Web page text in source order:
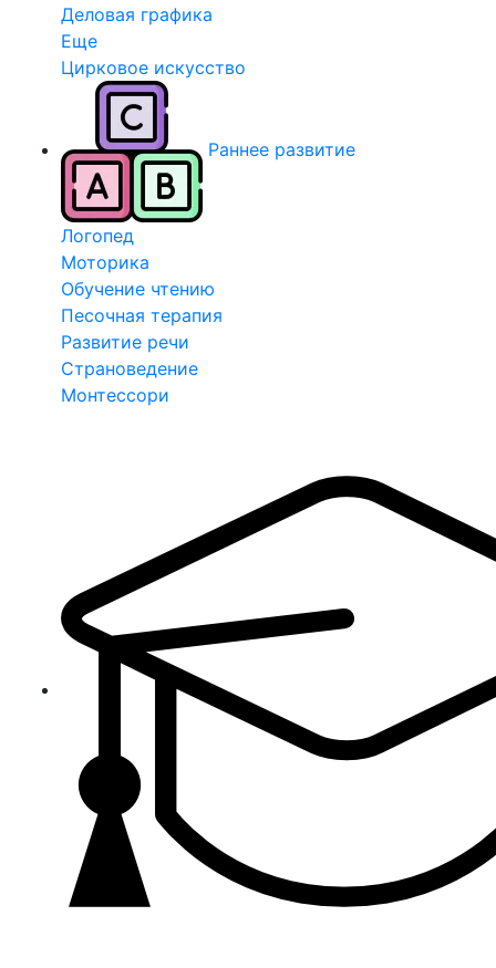
Деловая графика
Еще
Цирковое искусство
Раннее развитие
Логопед
Моторика
Обучение чтению
Песочная терапия
Развитие речи
Страноведение
Монтессори